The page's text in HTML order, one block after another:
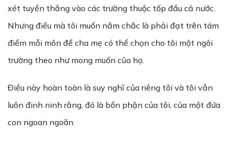
xét tuyển thẳng vào các trường thuộc tốp đầu cả nước.
Nhưng điều mà tôi muốn nắm chắc là phải đạt trên tám
điểm mỗi môn để cha mẹ có thể chọn cho tôi một ngôi
trường theo như mong muốn của họ.
Điều này hoàn toàn là suy nghĩ của riêng tôi và tôi vẫn
luôn đinh ninh rằng, đó là bổn phận của tôi, của một đứa
con ngoan ngoãn.